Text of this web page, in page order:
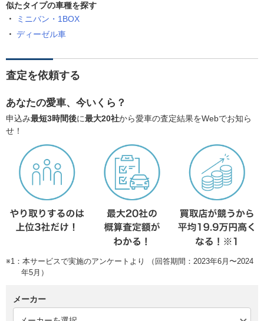
似たタイプの車種を探す
ミニバン・1BOX
ディーゼル車
査定を依頼する
あなたの愛車、今いくら？
申込み最短3時間後に最大20社から愛車の査定結果をWebでお知ら
せ！
※1：本サービスで実施のアンケートより （回答期間：2023年6月〜2024
年5月）
メーカー